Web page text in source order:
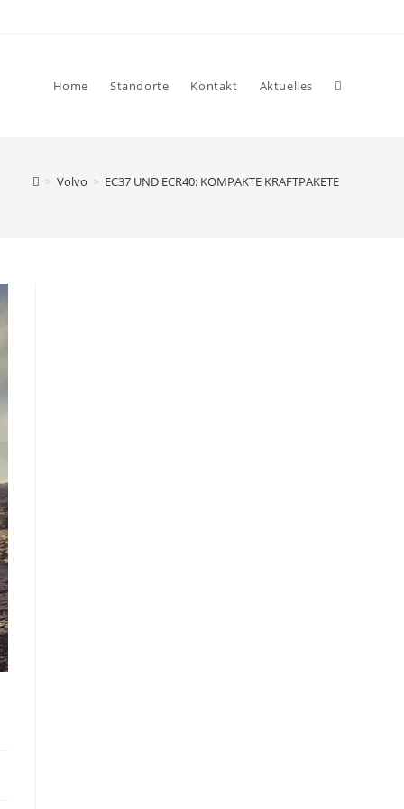
Home Standorte Kontakt Aktuelles Website-
Suche
> Volvo > EC37 UND ECR40: KOMPAKTE KRAFTPAKETE